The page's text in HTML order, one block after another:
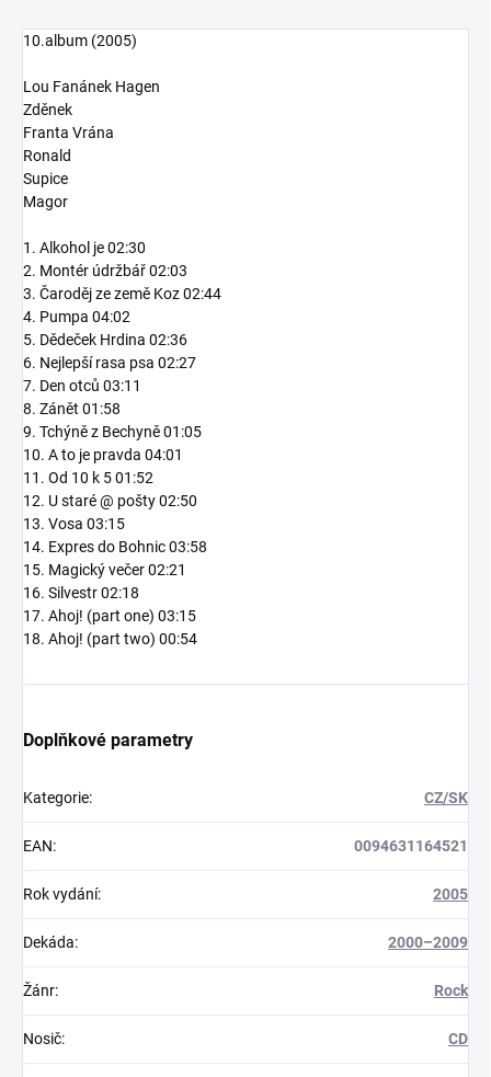
10.album (2005)
Lou Fanánek Hagen
Zděnek
Franta Vrána
Ronald
Supice
Magor
1. Alkohol je 02:30
2. Montér údržbář 02:03
3. Čaroděj ze země Koz 02:44
4. Pumpa 04:02
5. Dědeček Hrdina 02:36
6. Nejlepší rasa psa 02:27
7. Den otců 03:11
8. Zánět 01:58
9. Tchýně z Bechyně 01:05
10. A to je pravda 04:01
11. Od 10 k 5 01:52
12. U staré @ pošty 02:50
13. Vosa 03:15
14. Expres do Bohnic 03:58
15. Magický večer 02:21
16. Silvestr 02:18
17. Ahoj! (part one) 03:15
18. Ahoj! (part two) 00:54
Doplňkové parametry
Kategorie: CZ/SK
EAN: 0094631164521
Rok vydání: 2005
Dekáda: 2000–2009
Žánr: Rock
Nosič: CD